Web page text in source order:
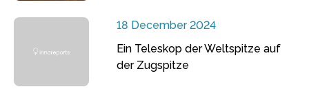
18 December 2024
Ein Teleskop der Weltspitze auf
der Zugspitze